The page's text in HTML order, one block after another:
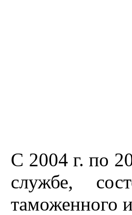
С 2004 г. по
службе,
таможенного